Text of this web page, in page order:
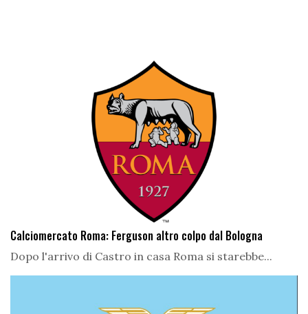
Calciomercato Roma: Ferguson altro colpo dal Bologna
Dopo l'arrivo di Castro in casa Roma si starebbe...